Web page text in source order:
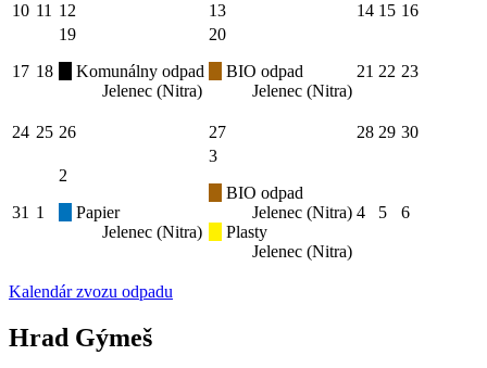
10 11 12 13 14 15 16
17 18
19
Komunálny odpad
Jelenec (Nitra)
20
BIO odpad
Jelenec (Nitra)
21 22 23
24 25 26 27 28 29 30
31 1
2
Papier
Jelenec (Nitra)
3
BIO odpad
Jelenec (Nitra)
Plasty
Jelenec (Nitra)
4 5 6
Kalendár zvozu odpadu
Hrad Gýmeš